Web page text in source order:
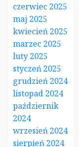
czerwiec 2025
maj 2025
kwiecień 2025
marzec 2025
luty 2025
styczeń 2025
grudzień 2024
listopad 2024
październik
2024
wrzesień 2024
sierpień 2024